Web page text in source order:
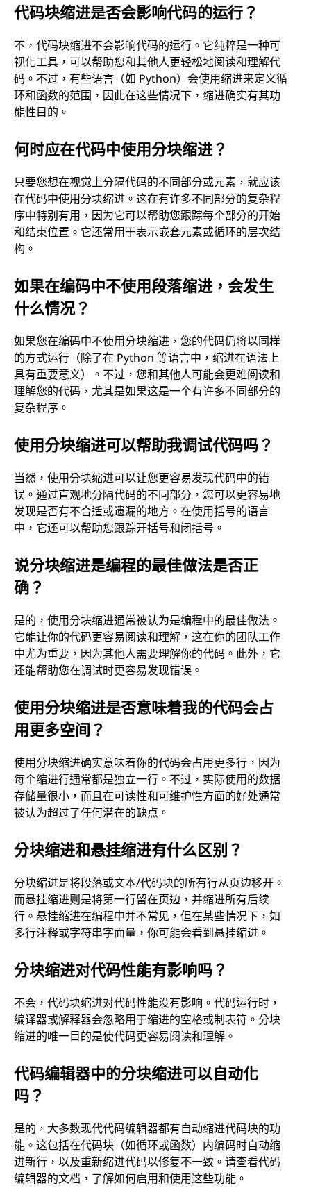
代码块缩进是否会影响代码的运行？
不，代码块缩进不会影响代码的运行。它纯粹是一种可
视化工具，可以帮助您和其他人更轻松地阅读和理解代
码。不过，有些语言（如 Python）会使用缩进来定义循
环和函数的范围，因此在这些情况下，缩进确实有其功
能性目的。
何时应在代码中使用分块缩进？
只要您想在视觉上分隔代码的不同部分或元素，就应该
在代码中使用分块缩进。这在有许多不同部分的复杂程
序中特别有用，因为它可以帮助您跟踪每个部分的开始
和结束位置。它还常用于表示嵌套元素或循环的层次结
构。
如果在编码中不使用段落缩进，会发生
什么情况？
如果您在编码中不使用分块缩进，您的代码仍将以同样
的方式运行（除了在 Python 等语言中，缩进在语法上
具有重要意义）。不过，您和其他人可能会更难阅读和
理解您的代码，尤其是如果这是一个有许多不同部分的
复杂程序。
使用分块缩进可以帮助我调试代码吗？
当然，使用分块缩进可以让您更容易发现代码中的错
误。通过直观地分隔代码的不同部分，您可以更容易地
发现是否有不合适或遗漏的地方。在使用括号的语言
中，它还可以帮助您跟踪开括号和闭括号。
说分块缩进是编程的最佳做法是否正
确？
是的，使用分块缩进通常被认为是编程中的最佳做法。
它能让你的代码更容易阅读和理解，这在你的团队工作
中尤为重要，因为其他人需要理解你的代码。此外，它
还能帮助您在调试时更容易发现错误。
使用分块缩进是否意味着我的代码会占
用更多空间？
使用分块缩进确实意味着你的代码会占用更多行，因为
每个缩进行通常都是独立一行。不过，实际使用的数据
存储量很小，而且在可读性和可维护性方面的好处通常
被认为超过了任何潜在的缺点。
分块缩进和悬挂缩进有什么区别？
分块缩进是将段落或文本/代码块的所有行从页边移开。
而悬挂缩进则是将第一行留在页边，并缩进所有后续
行。悬挂缩进在编程中并不常见，但在某些情况下，如
多行注释或字符串字面量，你可能会看到悬挂缩进。
分块缩进对代码性能有影响吗？
不会，代码块缩进对代码性能没有影响。代码运行时，
编译器或解释器会忽略用于缩进的空格或制表符。分块
缩进的唯一目的是使代码更容易阅读和理解。
代码编辑器中的分块缩进可以自动化
吗？
是的，大多数现代代码编辑器都有自动缩进代码块的功
能。这包括在代码块（如循环或函数）内编码时自动缩
进新行，以及重新缩进代码以修复不一致。请查看代码
编辑器的文档，了解如何启用和使用这些功能。